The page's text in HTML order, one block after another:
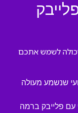
לשמש אתכם
שנשמע מעולה
עם פלייבק ברמה